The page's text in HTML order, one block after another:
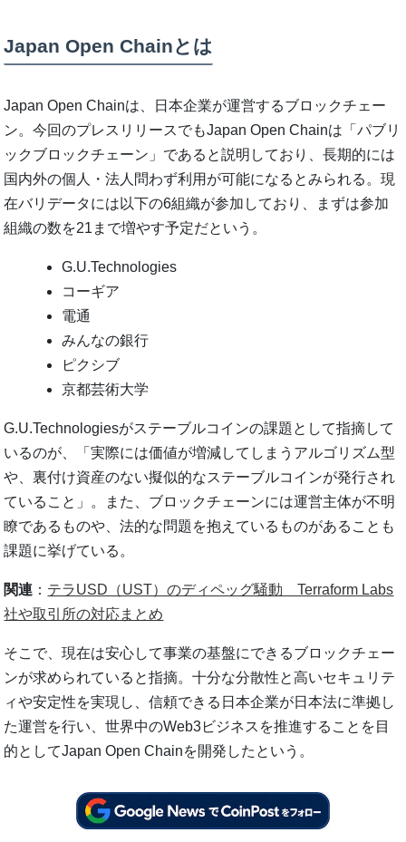
Japan Open Chainとは
Japan Open Chainは、日本企業が運営するブロックチェー
ン。今回のプレスリリースでもJapan Open Chainは「パブリ
ックブロックチェーン」であると説明しており、長期的には
国内外の個人・法人問わず利用が可能になるとみられる。現
在バリデータには以下の6組織が参加しており、まずは参加
組織の数を21まで増やす予定だという。
G.U.Technologies
コーギア
電通
みんなの銀行
ピクシブ
京都芸術大学
G.U.Technologiesがステーブルコインの課題として指摘して
いるのが、「実際には価値が増減してしまうアルゴリズム型
や、裏付け資産のない擬似的なステーブルコインが発行され
ていること」。また、ブロックチェーンには運営主体が不明
瞭であるものや、法的な問題を抱えているものがあることも
課題に挙げている。
関連 ： テラUSD（UST）のディペッグ騒動 Terraform Labs
社や取引所の対応まとめ
そこで、現在は安心して事業の基盤にできるブロックチェー
ンが求められていると指摘。十分な分散性と高いセキュリテ
ィや安定性を実現し、信頼できる日本企業が日本法に準拠し
た運営を行い、世界中のWeb3ビジネスを推進することを目
的としてJapan Open Chainを開発したという。